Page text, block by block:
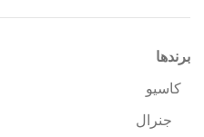
برندها
کاسیو
جنرال